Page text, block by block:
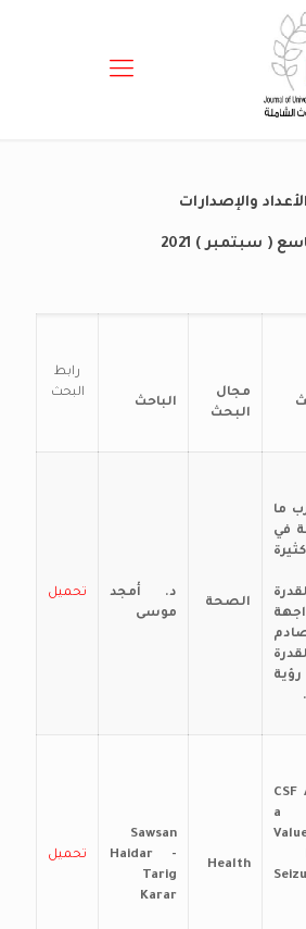
الأعداد والإصدارات
( سبتمبر ) 2021
رابط
البحث
الباحث
مجال
البحث
تحميل
د. أمجد
موسى
الصحة
ما
في
تحميل
Sawsan
Haidar -
Tarig
Karar
Health
CSF
a